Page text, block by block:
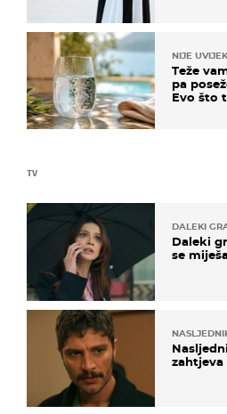
TV
DALEKI
Daleki
se
zahtjeva
NIJE
Teže
pa
Evo što